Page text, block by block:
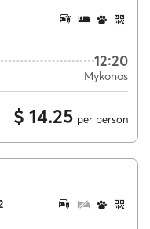
12:20
Mykonos
$ 14.25 per person